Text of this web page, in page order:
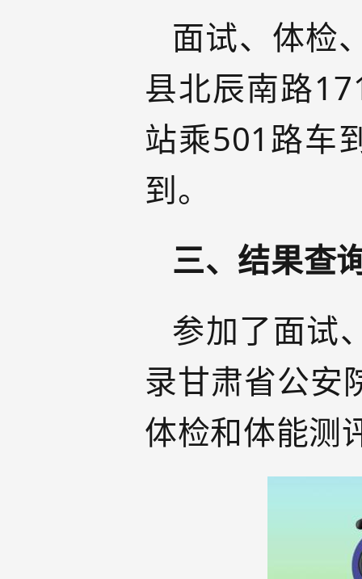
面试、体检
县北辰南路
站乘501路车
到。
三、结果查
参加了面试
录甘肃省公安
体检和体能测